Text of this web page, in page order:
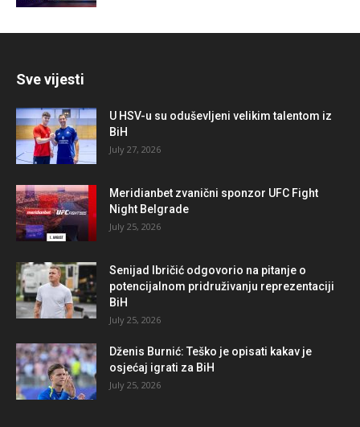
Sve vijesti
U HSV-u su oduševljeni velikim talentom iz
BiH
July 27, 2026
Meridianbet zvanični sponzor UFC Fight
Night Belgrade
July 25, 2026
Senijad Ibričić odgovorio na pitanje o
potencijalnom pridruživanju reprezentaciji
BiH
July 25, 2026
Dženis Burnić: Teško je opisati kakav je
osjećaj igrati za BiH
July 25, 2026